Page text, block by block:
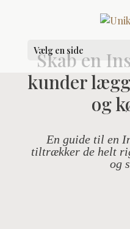
Vælg en side
Skab en
kunder
og
En guide til en
tiltrækker de helt
og